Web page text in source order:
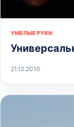
УМЕЛЫЕ РУКИ
21.12.2010